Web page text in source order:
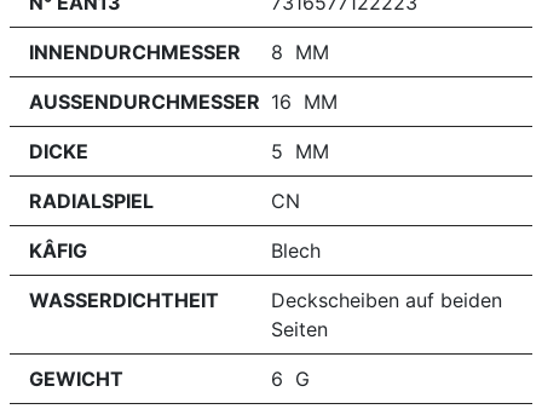
INNENDURCHMESSER 8 MM
AUSSENDURCHMESSER 16 MM
DICKE 5 MM
RADIALSPIEL CN
KÂFIG Blech
WASSERDICHTHEIT
Deckscheiben auf beiden
Seiten
GEWICHT 6 G